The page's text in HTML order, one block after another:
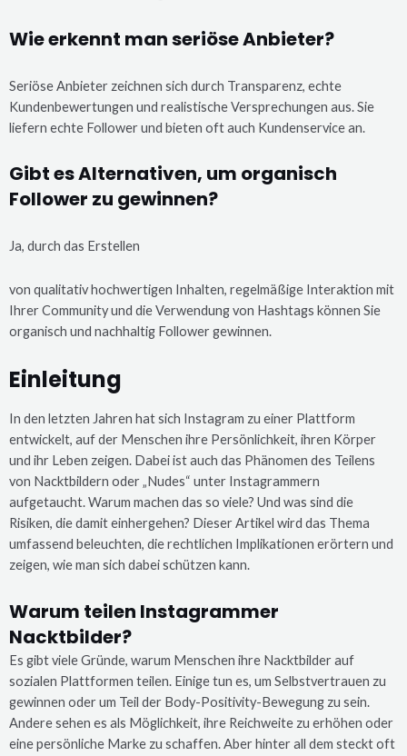
Wie erkennt man seriöse Anbieter?
Seriöse Anbieter zeichnen sich durch Transparenz, echte
Kundenbewertungen und realistische Versprechungen aus. Sie
liefern echte Follower und bieten oft auch Kundenservice an.
Gibt es Alternativen, um organisch
Follower zu gewinnen?
Ja, durch das Erstellen
von qualitativ hochwertigen Inhalten, regelmäßige Interaktion mit
Ihrer Community und die Verwendung von Hashtags können Sie
organisch und nachhaltig Follower gewinnen.
Einleitung
In den letzten Jahren hat sich Instagram zu einer Plattform
entwickelt, auf der Menschen ihre Persönlichkeit, ihren Körper
und ihr Leben zeigen. Dabei ist auch das Phänomen des Teilens
von Nacktbildern oder „Nudes“ unter Instagrammern
aufgetaucht. Warum machen das so viele? Und was sind die
Risiken, die damit einhergehen? Dieser Artikel wird das Thema
umfassend beleuchten, die rechtlichen Implikationen erörtern und
zeigen, wie man sich dabei schützen kann.
Warum teilen Instagrammer
Nacktbilder?
Es gibt viele Gründe, warum Menschen ihre Nacktbilder auf
sozialen Plattformen teilen. Einige tun es, um Selbstvertrauen zu
gewinnen oder um Teil der Body-Positivity-Bewegung zu sein.
Andere sehen es als Möglichkeit, ihre Reichweite zu erhöhen oder
eine persönliche Marke zu schaffen. Aber hinter all dem steckt oft